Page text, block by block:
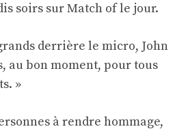
soirs sur Match of le jour.
derrière le micro, John
au bon moment, pour tous
»
à rendre hommage,